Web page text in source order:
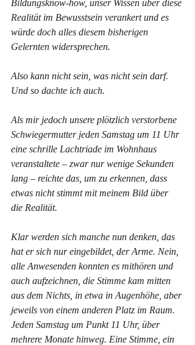
Bildungsknow-how, unser Wissen über diese
Realität im Bewusstsein verankert und es
würde doch alles diesem bisherigen
Gelernten widersprechen.
Also kann nicht sein, was nicht sein darf.
Und so dachte ich auch.
Als mir jedoch unsere plötzlich verstorbene
Schwiegermutter jeden Samstag um 11 Uhr
eine schrille Lachtriade im Wohnhaus
veranstaltete – zwar nur wenige Sekunden
lang – reichte das, um zu erkennen, dass
etwas nicht stimmt mit meinem Bild über
die Realität.
Klar werden sich manche nun denken, das
hat er sich nur eingebildet, der Arme. Nein,
alle Anwesenden konnten es mithören und
auch aufzeichnen, die Stimme kam mitten
aus dem Nichts, in etwa in Augenhöhe, aber
jeweils von einem anderen Platz im Raum.
Jeden Samstag um Punkt 11 Uhr, über
mehrere Monate hinweg. Eine Stimme, ein